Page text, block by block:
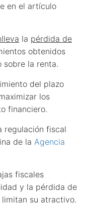
en el artículo
la pérdida de
obtenidos
sobre la renta.
del plazo
los
financiero.
regulación fiscal
de la Agencia
fiscales
y la pérdida de
su atractivo.